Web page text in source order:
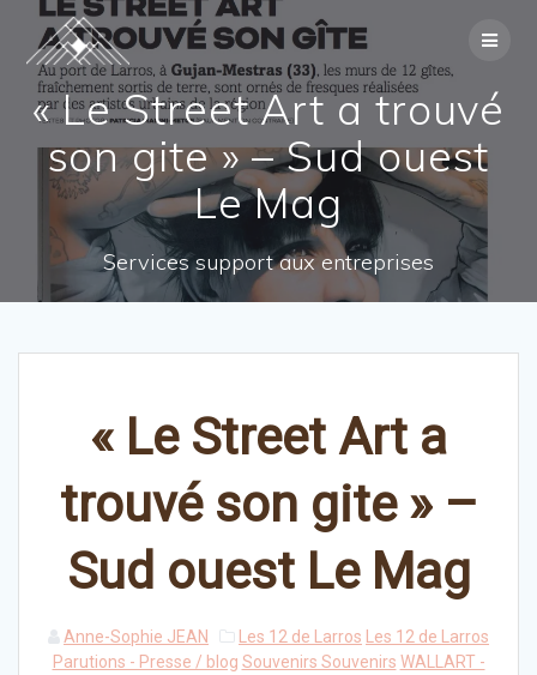
to
content
« Le Street Art a trouvé
son gite » – Sud ouest
Le Mag
Services support aux entreprises
« Le Street Art a
trouvé son gite » –
Sud ouest Le Mag
Anne-Sophie JEAN Les 12 de Larros
Les 12 de Larros
Parutions - Presse / blog Souvenirs Souvenirs WALLART -